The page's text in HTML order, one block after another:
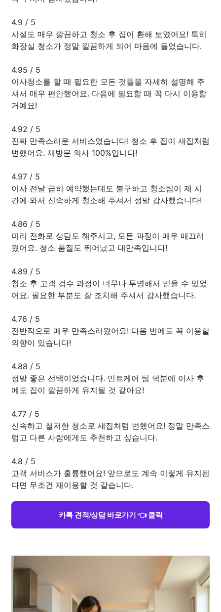
4.9 / 5
시설도 매우 깔끔하고 청소 후 집이 환해 보였어요! 특히
화장실 청소가 정말 깔끔하게 되어 마음에 들었습니다.
4.95 / 5
이사청소를 할 때 필요한 모든 것들을 자세히 설명해 주
셔서 매우 편안했어요. 다음에 필요할 때 꼭 다시 이용할
거예요!
4.92 / 5
진짜 만족스러운 서비스였습니다! 청소 후 집이 새집처럼
변했어요. 재방문 의사 100%입니다!
4.97 / 5
이사 전날 급히 예약했는데도 불구하고 청소팀이 제 시
간에 와서 신속하게 청소해 주셔서 정말 감사했습니다!
4.86 / 5
미리 전화로 상담도 해주시고, 모든 과정이 매우 매끄러
웠어요. 청소 품질도 뛰어났고 대만족입니다!
4.89 / 5
청소 후 고객 검수 과정이 너무나 투명해서 믿을 수 있었
어요. 필요한 부분도 잘 조치해 주셔서 감사했습니다.
4.76 / 5
전반적으로 매우 만족스러웠어요! 다음 번에도 꼭 이용할
의향이 있습니다!
4.88 / 5
정말 좋은 선택이었습니다. 민트케어 팀 덕분에 이사 후
에도 집이 깔끔하게 유지될 것 같아요!
4.77 / 5
신속하고 철저한 청소로 새집처럼 변했어요! 정말 만족스
럽고 다른 사람에게도 추천하고 싶습니다.
4.8 / 5
고객 서비스가 훌륭했어요! 앞으로도 계속 이렇게 유지된
다면 무조건 재이용할 것 같습니다.
카톡 견적/상담 바로가기 👈 클릭